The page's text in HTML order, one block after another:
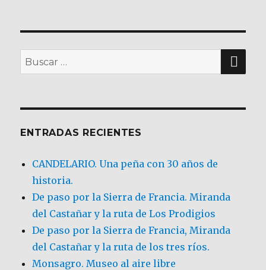
Buscar
por:
ENTRADAS RECIENTES
CANDELARIO. Una peña con 30 años de
historia.
De paso por la Sierra de Francia. Miranda
del Castañar y la ruta de Los Prodigios
De paso por la Sierra de Francia, Miranda
del Castañar y la ruta de los tres ríos.
Monsagro. Museo al aire libre